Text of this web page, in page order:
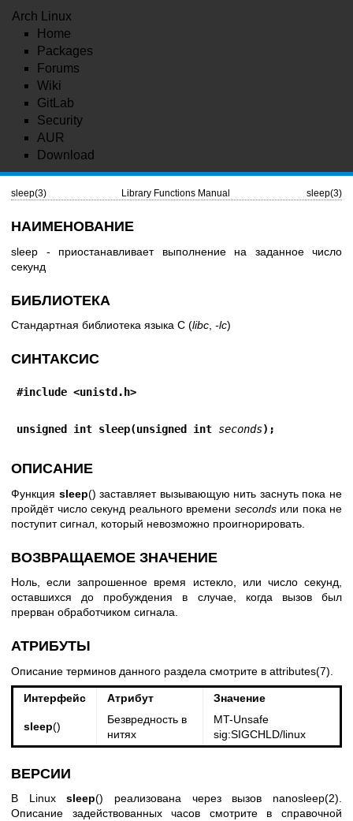
Arch Linux
Home
Packages
Forums
Wiki
GitLab
Security
AUR
Download
sleep(3) Library Functions Manual sleep(3)
НАИМЕНОВАНИЕ
sleep - приостанавливает выполнение на заданное число
секунд
БИБЛИОТЕКА
Стандартная библиотека языка C (libc -lc)
СИНТАКСИС
#include <unistd.h>
unsigned int sleep(unsigned int seconds);
ОПИСАНИЕ
Функция sleep() заставляет вызывающую нить заснуть пока не
пройдёт число секунд реального времени secondsили пока не
поступит сигнал, который невозможно проигнорировать.
ВОЗВРАЩАЕМОЕ ЗНАЧЕНИЕ
Ноль, если запрошенное время истекло, или число секунд,
оставшихся до пробуждения в случае, когда вызов был
прерван обработчиком сигнала.
АТРИБУТЫ
Описание терминов данного раздела смотрите в attributes(7)
Интерфейс Атрибут Значение
sleep()
Безвредность в
нитях
MT-Unsafe
sig:SIGCHLD/linux
ВЕРСИИ
В Linuxsleep() реализована через вызов nanosleep(2).
Описание задействованных часов смотрите в справочной